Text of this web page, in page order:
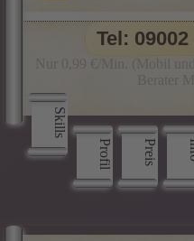
Skills
Profil
Preis
Tel: